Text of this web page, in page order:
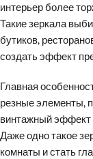
интерьер более
Такие зеркала
бутиков,
создать эффект
Главная
резные элементы,
винтажный эффект
Даже одно такое
комнаты и стать